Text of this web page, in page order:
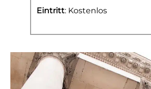
Eintritt: Kostenlos